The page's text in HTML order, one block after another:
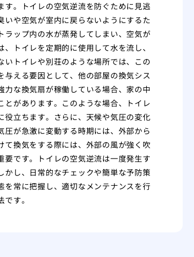
。トイレの空気逆流を防ぐために見逃
や空気が室内に戻らないようにするた
ップ内の水が蒸発してしまい、空気が
トイレを定期的に使用して水を流し、
いトイレや別荘のような場所では、この
える要因として、他の部屋の換気シス
な換気扇が稼働している場合、家の中
があります。このような場合、トイレ
立ちます。さらに、天候や気圧の変化
が急激に変動する時期には、外部から
換気をする際には、外部の風が強く吹
です。トイレの空気逆流は一度発生す
し、日常的なチェックや簡単な予防策
常に把握し、適切なメンテナンスを行
す。